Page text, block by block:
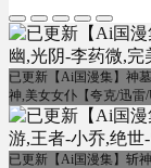
已更新【Ai国漫集】神
神,美女女仆【夸克/迅雷/
已更新【Ai国漫集】斩